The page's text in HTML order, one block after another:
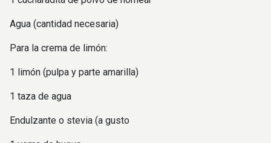
Agua (cantidad necesaria)
Para la crema de limón:
1 limón (pulpa y parte amarilla)
1 taza de agua
Endulzante o stevia (a gusto